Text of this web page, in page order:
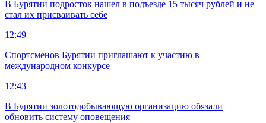
В Бурятии подросток нашел в подъезде 15 тысяч рублей и не
стал их присваивать себе
12:49
Спортсменов Бурятии приглашают к участию в
международном конкурсе
12:43
В Бурятии золотодобывающую организацию обязали
обновить систему оповещения